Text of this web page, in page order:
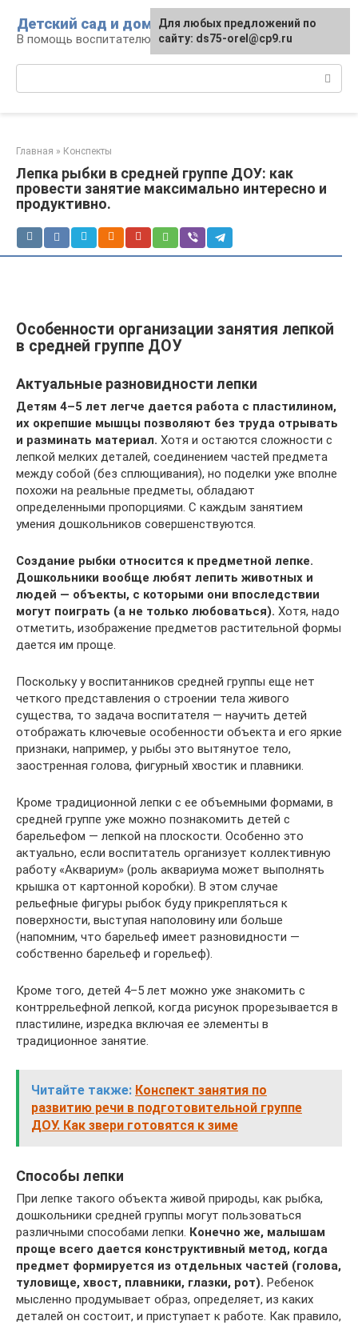
контенту
Детский сад и дом
В помощь воспитателю и родителям
Главная » Конспекты
Лепка рыбки в средней группе ДОУ: как
провести занятие максимально интересно и
продуктивно.
Особенности организации занятия лепкой
в средней группе ДОУ
Актуальные разновидности лепки
Детям 4–5 лет легче дается работа с пластилином,
их окрепшие мышцы позволяют без труда отрывать
и разминать материал. Хотя и остаются сложности с
лепкой мелких деталей, соединением частей предмета
между собой (без сплющивания), но поделки уже вполне
похожи на реальные предметы, обладают
определенными пропорциями. С каждым занятием
умения дошкольников совершенствуются.
Создание рыбки относится к предметной лепке.
Дошкольники вообще любят лепить животных и
людей — объекты, с которыми они впоследствии
могут поиграть (а не только любоваться). Хотя, надо
отметить, изображение предметов растительной формы
дается им проще.
Поскольку у воспитанников средней группы еще нет
четкого представления о строении тела живого
существа, то задача воспитателя — научить детей
отображать ключевые особенности объекта и его яркие
признаки, например, у рыбы это вытянутое тело,
заостренная голова, фигурный хвостик и плавники.
Кроме традиционной лепки с ее объемными формами, в
средней группе уже можно познакомить детей с
барельефом — лепкой на плоскости. Особенно это
актуально, если воспитатель организует коллективную
работу «Аквариум» (роль аквариума может выполнять
крышка от картонной коробки). В этом случае
рельефные фигуры рыбок буду прикрепляться к
поверхности, выступая наполовину или больше
(напомним, что барельеф имеет разновидности —
собственно барельеф и горельеф).
Кроме того, детей 4–5 лет можно уже знакомить с
контррельефной лепкой, когда рисунок прорезывается в
пластилине, изредка включая ее элементы в
традиционное занятие.
Читайте также: Конспект занятия по
развитию речи в подготовительной группе
ДОУ. Как звери готовятся к зиме
Способы лепки
При лепке такого объекта живой природы, как рыбка,
дошкольники средней группы могут пользоваться
различными способами лепки. Конечно же, малышам
проще всего дается конструктивный метод, когда
предмет формируется из отдельных частей (голова,
туловище, хвост, плавники, глазки, рот). Ребенок
мысленно продумывает образ, определяет, из каких
деталей он состоит, и приступает к работе. Как правило,
Для любых предложений по
сайту: ds75-orel@cp9.ru